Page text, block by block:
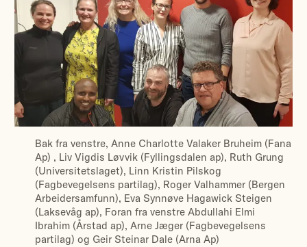
Bak fra venstre, Anne Charlotte Valaker Bruheim (Fana
Ap) , Liv Vigdis Løvvik (Fyllingsdalen ap), Ruth Grung
(Universitetslaget), Linn Kristin Pilskog
(Fagbevegelsens partilag), Roger Valhammer (Bergen
Arbeidersamfunn), Eva Synnøve Hagawick Steigen
(Laksevåg ap), Foran fra venstre Abdullahi Elmi
Ibrahim (Årstad ap), Arne Jæger (Fagbevegelsens
partilag) og Geir Steinar Dale (Arna Ap)